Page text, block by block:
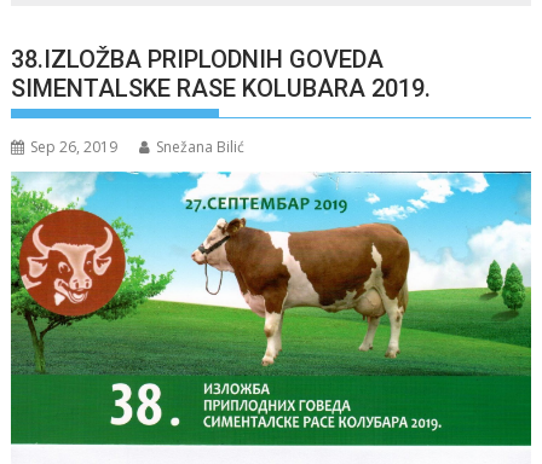
38.IZLOŽBA PRIPLODNIH GOVEDA
SIMENTALSKE RASE KOLUBARA 2019.
Sep 26, 2019 Snežana Bilić